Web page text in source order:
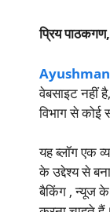
प्रिय पाठकगण,
वेबसाइट नहीं
विभाग से कोई
यह ब्लॉग एक
के उद्देश्य से
बैकिंग , न्यूज के